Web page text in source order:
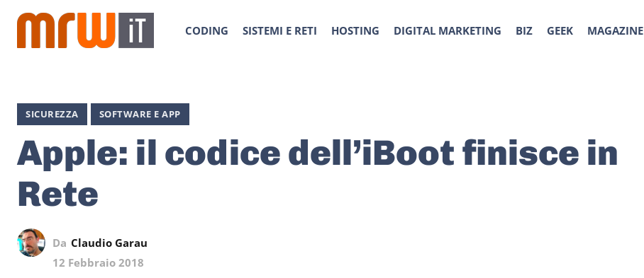
CODING SISTEMI E RETI HOSTING DIGITAL MARKETING BIZ GEEK MAGAZINE
SICUREZZA SOFTWARE E APP
Apple: il codice dell’iBoot finisce in
Rete
Da Claudio Garau
12 Febbraio 2018